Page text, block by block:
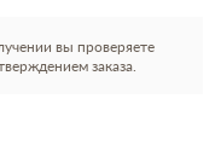
вы проверяете
заказа.